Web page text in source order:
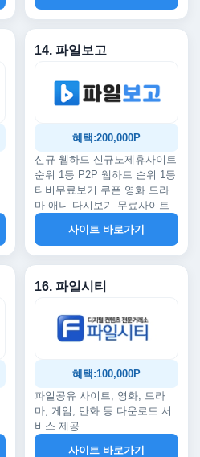
14. 파일보고
혜택:200,000P
신규 웹하드 신규노제휴사이트
순위 1등 P2P 웹하드 순위 1등
티비무료보기 쿠폰 영화 드라
마 애니 다시보기 무료사이트
사이트 바로가기
16. 파일시티
혜택:100,000P
파일공유 사이트, 영화, 드라
마, 게임, 만화 등 다운로드 서
비스 제공
사이트 바로가기